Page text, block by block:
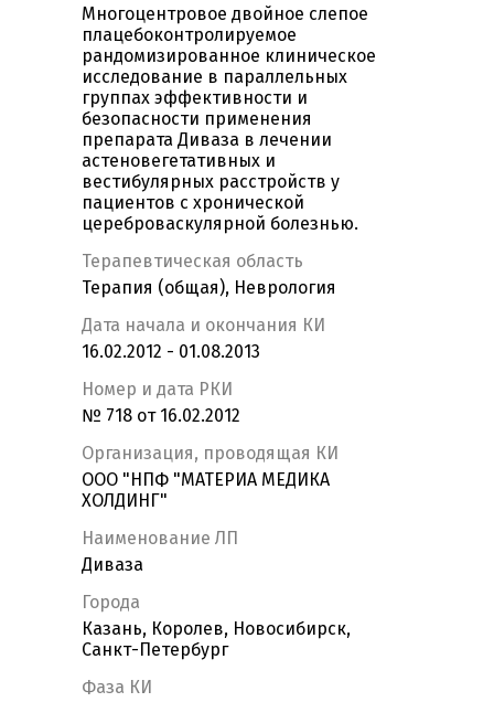
Многоцентровое двойное слепое
плацебоконтролируемое
рандомизированное клиническое
исследование в параллельных
группах эффективности и
безопасности применения
препарата Диваза в лечении
астеновегетативных и
вестибулярных расстройств у
пациентов с хронической
цереброваскулярной болезнью.
Терапевтическая область
Терапия (общая), Неврология
Дата начала и окончания КИ
16.02.2012 - 01.08.2013
Номер и дата РКИ
№ 718 от 16.02.2012
Организация, проводящая КИ
ООО "НПФ "МАТЕРИА МЕДИКА
ХОЛДИНГ"
Наименование ЛП
Диваза
Города
Казань, Королев, Новосибирск,
Санкт-Петербург
Фаза КИ